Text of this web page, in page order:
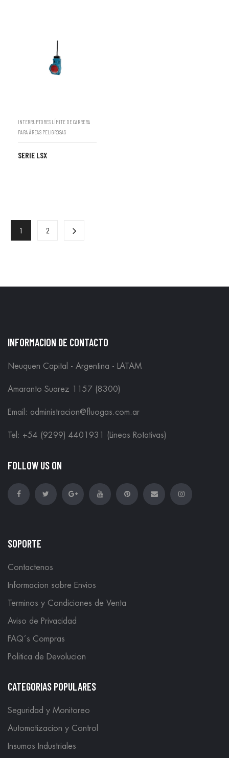
INTERRUPTORES LÍMITE DE CARRERA
PARA ÁREAS PELIGROSAS
SERIE LSX
1 2
INFORMACION DE CONTACTO
Neuquen Capital - Argentina - LATAM
Amaranto Suarez 1157 (8300)
Email: administracion@fluogas.com.ar
Tel: +54 (9299) 4401931 (Lineas Rotativas)
FOLLOW US ON
SOPORTE
Contactenos
Informacion sobre Envios
Terminos y Condiciones de Venta
Aviso de Privacidad
FAQ´s Compras
Politica de Devolucion
CATEGORIAS POPULARES
Seguridad y Monitoreo
Automatizacion y Control
Insumos Industriales